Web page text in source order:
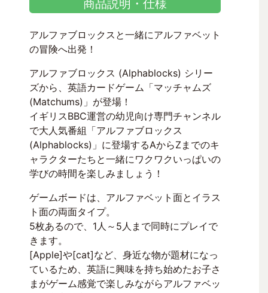
商品説明・仕様
アルファブロックスと一緒にアルファベット
の冒険へ出発！
アルファブロックス (Alphablocks) シリー
ズから、英語カードゲーム「マッチャムズ
(Matchums)」が登場！
イギリスBBC運営の幼児向け専門チャンネル
で大人気番組「アルファブロックス
(Alphablocks)」に登場するAからZまでのキ
ャラクターたちと一緒にワクワクいっぱいの
学びの時間を楽しみましょう！
ゲームボードは、アルファベット面とイラス
ト面の両面タイプ。
5枚あるので、1人～5人まで同時にプレイで
きます。
[Apple]や[cat]など、身近な物が題材になっ
ているため、英語に興味を持ち始めたお子さ
まがゲーム感覚で楽しみながらアルファベッ